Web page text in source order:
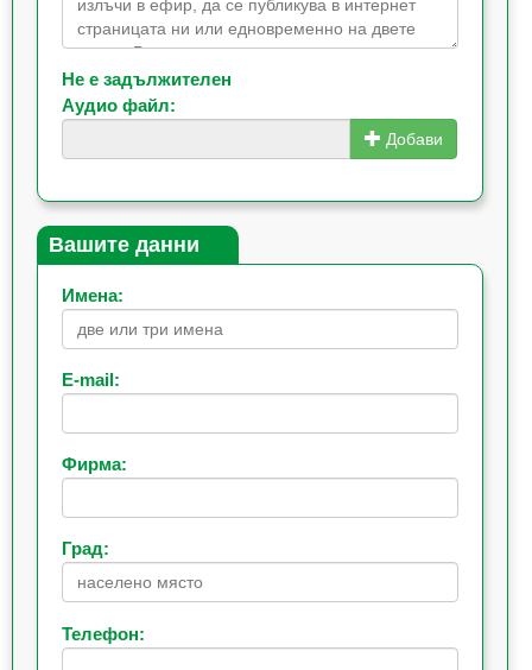
Не е задължителен
Аудио файл:
Добави
Вашите данни
Имена:
E-mail:
Фирма:
Град:
Телефон: